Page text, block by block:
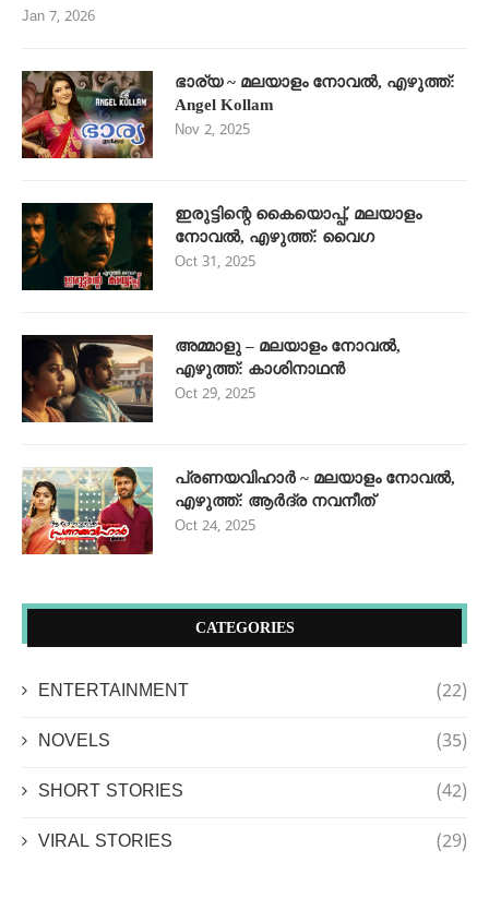
Jan 7, 2026
ഭാര്യ ~ മലയാളം നോവൽ, എഴുത്ത്:
Angel Kollam
Nov 2, 2025
ഇരുട്ടിന്റെ കൈയൊപ്പ്, മലയാളം
നോവൽ, എഴുത്ത്: വൈഗ
Oct 31, 2025
അമ്മാളു – മലയാളം നോവൽ,
എഴുത്ത്: കാശിനാഥൻ
Oct 29, 2025
പ്രണയവിഹാർ ~ മലയാളം നോവൽ,
എഴുത്ത്: ആർദ്ര നവനീത്
Oct 24, 2025
CATEGORIES
ENTERTAINMENT (22)
NOVELS (35)
SHORT STORIES (42)
VIRAL STORIES (29)